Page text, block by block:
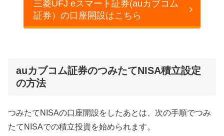
三菱UFJ eスマート証券(auカブコム
証券）の口座開設はこちら
auカブコム証券のつみたてNISA積立設定
の方法
つみたてNISAの口座開設をしたあとは、次の手順でつみ
たてNISAでの積立投資を始められます。